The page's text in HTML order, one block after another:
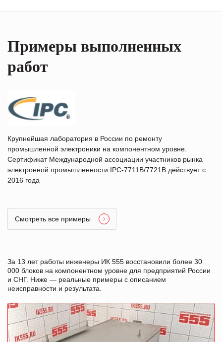
Примеры выполненных
работ
Крупнейшая лаборатория в России по ремонту
промышленной электроники на компонентном уровне.
Сертификат Международной ассоциации участников рынка
электронной промышленности IPC-7711B/7721B действует с
2016 года
Смотреть все примеры
За 13 лет работы инженеры ИК 555 восстановили более 30
000 блоков на компонентном уровне для предприятий России
и СНГ. Ниже — реальные примеры с описанием
неисправности и результата.